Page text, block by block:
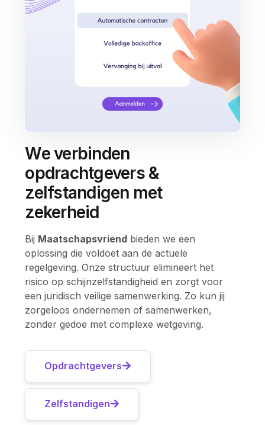
We verbinden
opdrachtgevers &
zelfstandigen met
zekerheid
Bij Maatschapsvriend bieden we een
oplossing die voldoet aan de actuele
regelgeving. Onze structuur elimineert het
risico op schijnzelfstandigheid en zorgt voor
een juridisch veilige samenwerking. Zo kun jij
zorgeloos ondernemen of samenwerken,
zonder gedoe met complexe wetgeving.
Opdrachtgevers
Zelfstandigen